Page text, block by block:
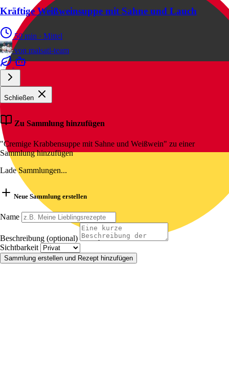
Kräftige Weißweinsuppe mit Sahne und Lauch
50 min · Mittel
von malsati-team
Schließen
Zu Sammlung hinzufügen
"Cremige Krabbensuppe mit Sahne und Weißwein" zu einer
Sammlung hinzufügen
Lade Sammlungen...
Neue Sammlung erstellen
Name
Beschreibung (optional)
Sichtbarkeit
Sammlung erstellen und Rezept hinzufügen